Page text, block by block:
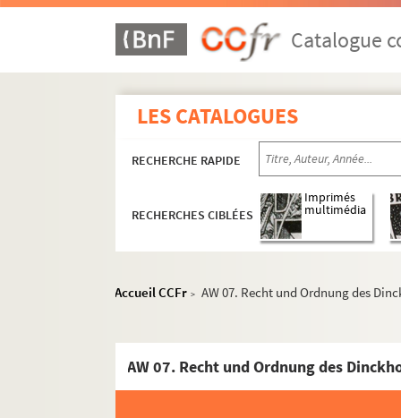
Catalogue
LES CATALOGUES
RECHERCHE RAPIDE
RECHERCHES CIBLÉES
Imprimés
multimédia
Accueil CCFr > AW 07. Recht und Ordnung des